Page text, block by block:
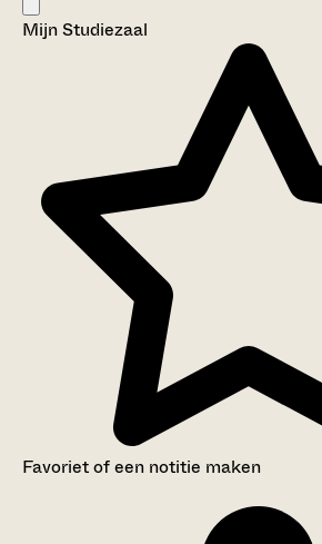
Mijn Studiezaal
Favoriet of een notitie maken